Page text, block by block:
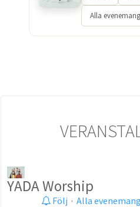
Alla evenemang
YADA Worship
Följ · Alla evenemang